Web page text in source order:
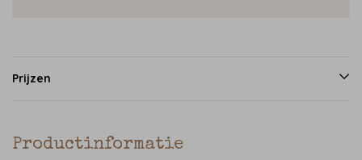
Prijzen
Productinformatie